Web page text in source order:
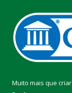
Muito mais que